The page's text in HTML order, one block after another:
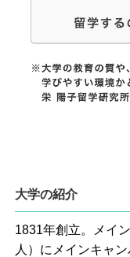
大学の紹介
1831年創立。メイ
人）にメインキャ